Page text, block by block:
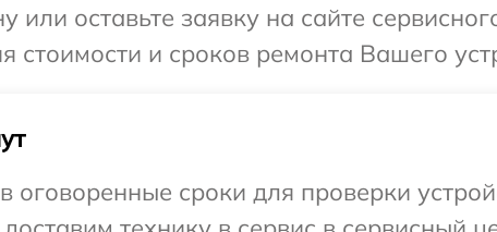
или оставьте заявку на сайте
стоимости и сроков ремонта Вашего
сроки для проверки